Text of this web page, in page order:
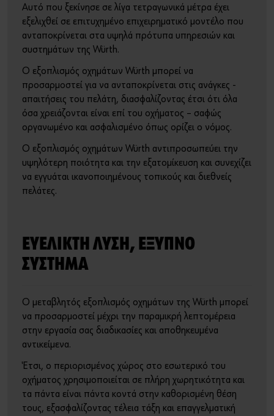
Ή
Θέλετε να εγγραφείτε στο online shop;
Εγγραφείτε τώρα ακολουθώντας τρία απλά βήματα για να
απολαύσετε πλήρως όλες τις λειτουργίες του eshop!
Μόνο για επαγγελματίες
ΕΓΓΡΑΦΗ ΤΩΡΑ
Τέχνη και Πολιτισμός
Sports Sponsoring
Τα νέα μας
Αυτό που ξεκίνησε σε λίγα τετραγωνικά μέτρα έχει
εξελιχθεί σε επιτυχημένο επιχειρηματικό μοντέλο που
ανταποκρίνεται στα υψηλά πρότυπα υπηρεσιών και
συστημάτων της Würth.
Ο εξοπλισμός οχημάτων Würth μπορεί να
προσαρμοστεί για να ανταποκρίνεται στις ανάγκες -
απαιτήσεις του πελάτη, διασφαλίζοντας έτσι ότι όλα
όσα χρειάζονται είναι επί του οχήματος – σαφώς
οργανωμένο και ασφαλισμένο όπως ορίζει ο νόμος.
Ο εξοπλισμός οχημάτων Würth αντιπροσωπεύει την
υψηλότερη ποιότητα και την εξατομίκευση και συνεχίζει
να εγγυάται ικανοποιημένους τοπικούς και διεθνείς
πελάτες.
ΕΥΕΛΙΚΤΗ ΛΥΣΗ, ΕΞΥΠΝΟ
ΣΥΣΤΗΜΑ
Ο μεταβλητός εξοπλισμός οχημάτων της Würth μπορεί
να προσαρμοστεί μέχρι την παραμικρή λεπτομέρεια
στην εργασία σας διαδικασίες και αποθηκευμένα
αντικείμενα.
Έτσι, ο περιορισμένος χώρος στο εσωτερικό του
οχήματος χρησιμοποιείται σε πλήρη χωρητικότητα και
τα πάντα είναι πάντα κοντά στην καθορισμένη θέση
τους, εξασφαλίζοντας τέλεια τάξη και επαγγελματική